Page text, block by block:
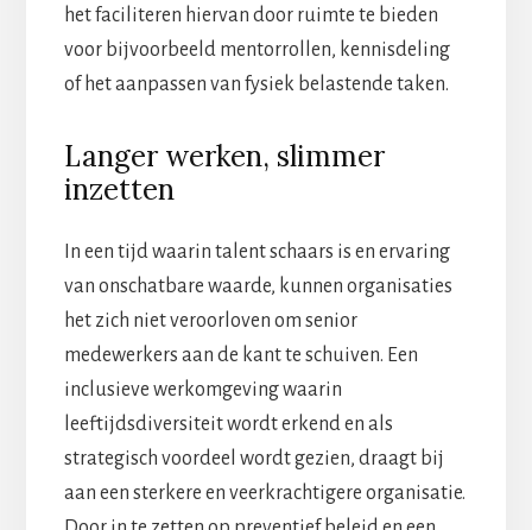
het faciliteren hiervan door ruimte te bieden
voor bijvoorbeeld mentorrollen, kennisdeling
of het aanpassen van fysiek belastende taken.
Langer werken, slimmer
inzetten
In een tijd waarin talent schaars is en ervaring
van onschatbare waarde, kunnen organisaties
het zich niet veroorloven om senior
medewerkers aan de kant te schuiven. Een
inclusieve werkomgeving waarin
leeftijdsdiversiteit wordt erkend en als
strategisch voordeel wordt gezien, draagt bij
aan een sterkere en veerkrachtigere organisatie.